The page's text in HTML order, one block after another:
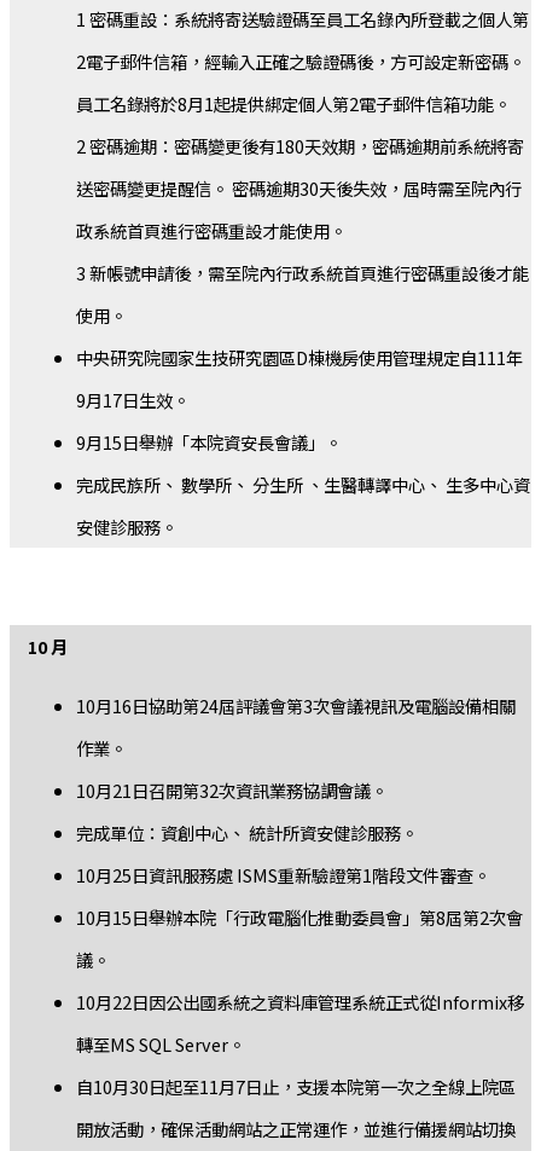
1 密碼重設：系統將寄送驗證碼至員工名錄內所登載之個人第
2電子郵件信箱，經輸入正確之驗證碼後，方可設定新密碼。
員工名錄將於8月1起提供綁定個人第2電子郵件信箱功能。
2 密碼逾期：密碼變更後有180天效期，密碼逾期前系統將寄
送密碼變更提醒信。 密碼逾期30天後失效，屆時需至院內行
政系統首頁進行密碼重設才能使用。
3 新帳號申請後，需至院內行政系統首頁進行密碼重設後才能
使用。
中央研究院國家生技研究園區D棟機房使用管理規定自111年
9月17日生效。
9月15日舉辦「本院資安長會議」。
完成民族所、 數學所、 分生所 、生醫轉譯中心、 生多中心資
安健診服務。
10 月
10月16日協助第24屆評議會第3次會議視訊及電腦設備相關
作業。
10月21日召開第32次資訊業務協調會議。
完成單位：資創中心、 統計所資安健診服務。
10月25日資訊服務處 ISMS重新驗證第1階段文件審查。
10月15日舉辦本院「行政電腦化推動委員會」第8屆第2次會
議。
10月22日因公出國系統之資料庫管理系統正式從Informix移
轉至MS SQL Server。
自10月30日起至11月7日止，支援本院第一次之全線上院區
開放活動，確保活動網站之正常運作，並進行備援網站切換